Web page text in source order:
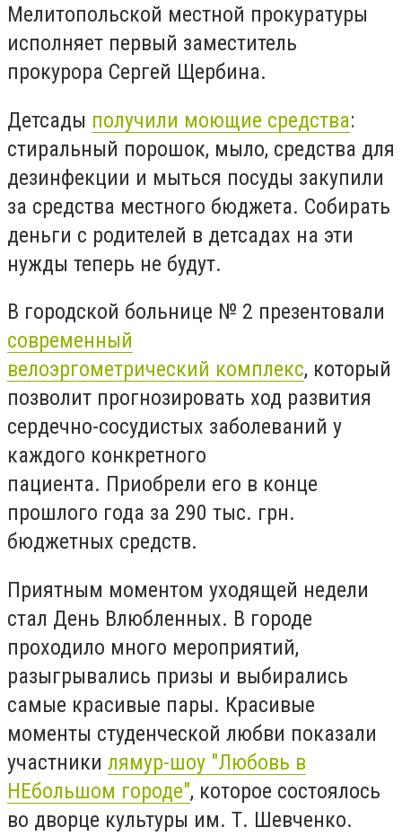
Мелитопольской местной прокуратуры
исполняет первый заместитель
прокурора Сергей Щербина.
Детсады получили моющие средства:
стиральный порошок, мыло, средства для
дезинфекции и мыться посуды закупили
за средства местного бюджета. Собирать
деньги с родителей в детсадах на эти
нужды теперь не будут.
В городской больнице № 2 презентовали
современный
велоэргометрический комплекс, который
позволит прогнозировать ход развития
сердечно-сосудистых заболеваний у
каждого конкретного
пациента. Приобрели его в конце
прошлого года за 290 тыс. грн.
бюджетных средств.
Приятным моментом уходящей недели
стал День Влюбленных. В городе
проходило много мероприятий,
разыгрывались призы и выбирались
самые красивые пары. Красивые
моменты студенческой любви показали
участники лямур-шоу "Любовь в
НЕбольшом городе", которое состоялось
во дворце культуры им. Т. Шевченко.